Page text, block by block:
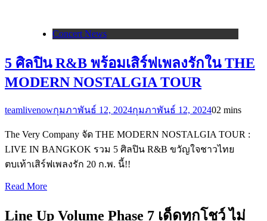
Concert News
5 ศิลปิน R&B พร้อมเสิร์ฟเพลงรักใน THE
MODERN NOSTALGIA TOUR
teamlivenowกุมภาพันธ์ 12, 2024กุมภาพันธ์ 12, 202402 mins
The Very Company จัด THE MODERN NOSTALGIA TOUR :
LIVE IN BANGKOK รวม 5 ศิลปิน R&B ขวัญใจชาวไทย
ตบเท้าเสิร์ฟเพลงรัก 20 ก.พ. นี้!!
Read More
Line Up Volume Phase 7 เด็ดทุกโชว์ ไม่